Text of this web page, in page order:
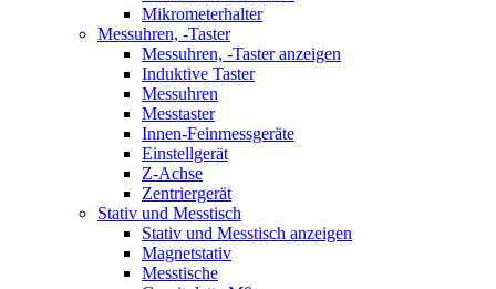
Mikrometerhalter
Messuhren, -Taster
Messuhren, -Taster anzeigen
Induktive Taster
Messuhren
Messtaster
Innen-Feinmessgeräte
Einstellgerät
Z-Achse
Zentriergerät
Stativ und Messtisch
Stativ und Messtisch anzeigen
Magnetstativ
Messtische